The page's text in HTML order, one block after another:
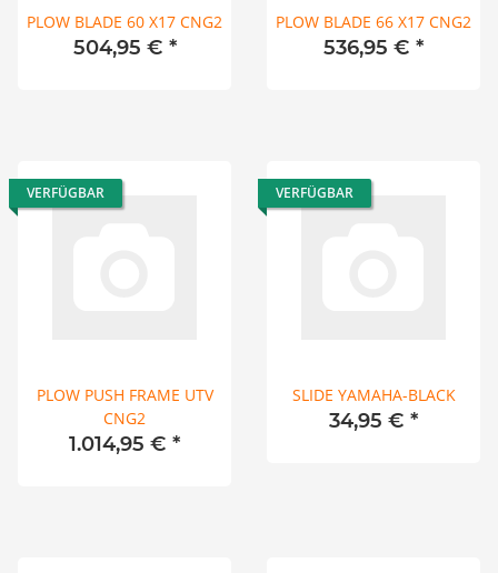
PLOW BLADE 60 X17 CNG2
504,95 € *
PLOW BLADE 66 X17 CNG2
536,95 € *
VERFÜGBAR
PLOW PUSH FRAME UTV
CNG2
1.014,95 € *
VERFÜGBAR
SLIDE YAMAHA-BLACK
34,95 € *